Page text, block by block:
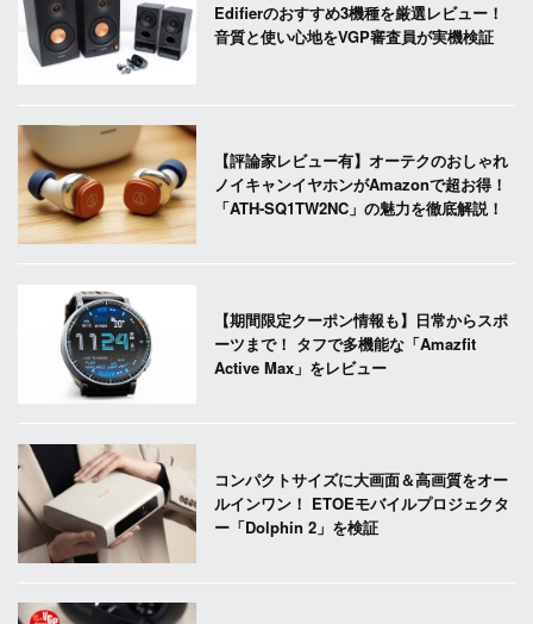
Edifierのおすすめ3機種を厳選レビュー！
音質と使い心地をVGP審査員が実機検証
【評論家レビュー有】オーテクのおしゃれ
ノイキャンイヤホンがAmazonで超お得！
「ATH-SQ1TW2NC」の魅力を徹底解説！
【期間限定クーポン情報も】日常からスポ
ーツまで！ タフで多機能な「Amazfit
Active Max」をレビュー
コンパクトサイズに大画面＆高画質をオー
ルインワン！ ETOEモバイルプロジェクタ
ー「Dolphin 2」を検証